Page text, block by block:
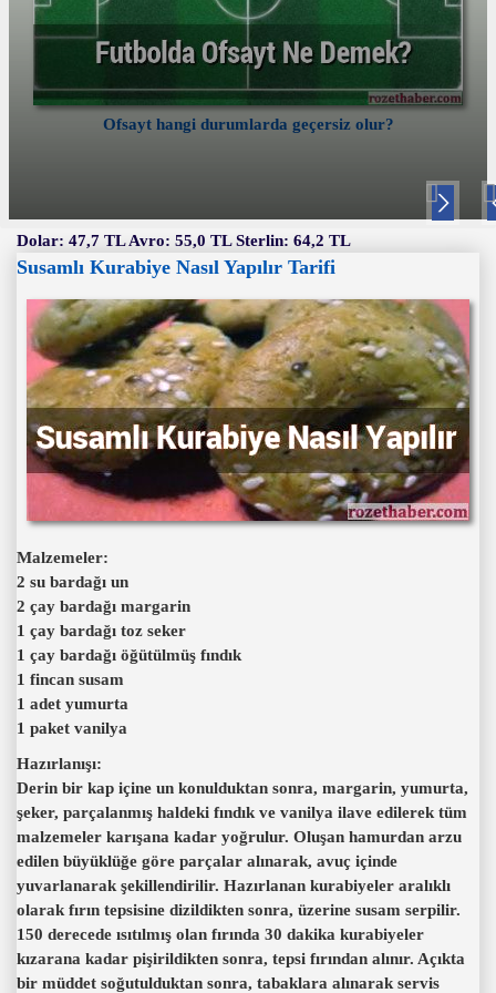
Ofsayt hangi durumlarda geçersiz olur?
Nex
Dolar: 47,7 TL Avro: 55,0 TL Sterlin: 64,2 TL
Susamlı Kurabiye Nasıl Yapılır Tarifi
Malzemeler:
2 su bardağı un
2 çay bardağı margarin
1 çay bardağı toz seker
1 çay bardağı öğütülmüş fındık
1 fincan susam
1 adet yumurta
1 paket vanilya
Hazırlanışı:
Derin bir kap içine un konulduktan sonra, margarin, yumurta,
şeker, parçalanmış haldeki fındık ve vanilya ilave edilerek tüm
malzemeler karışana kadar yoğrulur. Oluşan hamurdan arzu
edilen büyüklüğe göre parçalar alınarak, avuç içinde
yuvarlanarak şekillendirilir. Hazırlanan kurabiyeler aralıklı
olarak fırın tepsisine dizildikten sonra, üzerine susam serpilir.
150 derecede ısıtılmış olan fırında 30 dakika kurabiyeler
kızarana kadar pişirildikten sonra, tepsi fırından alınır. Açıkta
bir müddet soğutulduktan sonra, tabaklara alınarak servis